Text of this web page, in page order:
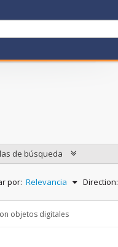
de búsqueda
por: Relevancia Direction:
objetos digitales